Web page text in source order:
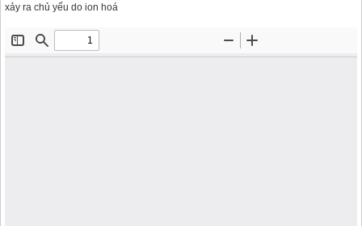
xảy ra chủ yếu do ion hoá